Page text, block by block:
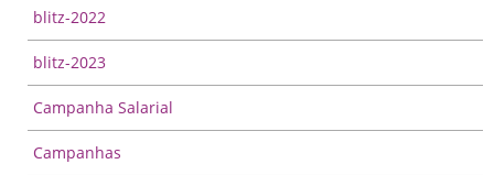
blitz-2022
blitz-2023
Campanha Salarial
Campanhas